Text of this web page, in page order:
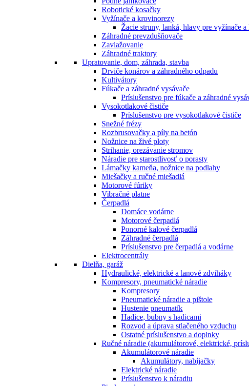
Robotické kosačky
Vyžínače a krovinorezy
Žacie struny, lanká, hlavy pre vyžínače
Záhradné prevzdušňovače
Zavlažovanie
Záhradné traktory
Upratovanie, dom, záhrada, stavba
Drviče konárov a záhradného odpadu
Kultivátory
Fúkače a záhradné vysávače
Príslušenstvo pre fúkače a záhradné
Vysokotlakové čističe
Príslušenstvo pre vysokotlakové čističe
Snežné frézy
Rozbrusovačky a píly na betón
Nožnice na živé ploty
Strihanie, orezávanie stromov
Náradie pre starostlivosť o porasty
Lámačky kameňa, nožnice na podlahy
Miešačky a ručné miešadlá
Motorové fúriky
Vibračné platne
Čerpadlá
Domáce vodárne
Motorové čerpadlá
Ponorné kalové čerpadlá
Záhradné čerpadlá
Príslušenstvo pre čerpadlá a vodárne
Elektrocentrály
Dielňa, garáž
Hydraulické, elektrické a lanové zdviháky
Kompresory, pneumatické náradie
Kompresory
Pneumatické náradie a pištole
Hustenie pneumatík
Hadice, bubny s hadicami
Rozvod a úprava stlačeného vzduchu
Ostatné príslušenstvo a doplnky
Ručné náradie (akumulátorové, elektrické,
Akumulátorové náradie
Akumulátory, nabíjačky
Elektrické náradie
Príslušenstvo k náradiu